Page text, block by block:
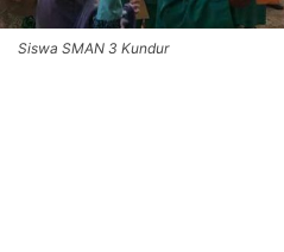
Siswa SMAN 3 Kundur